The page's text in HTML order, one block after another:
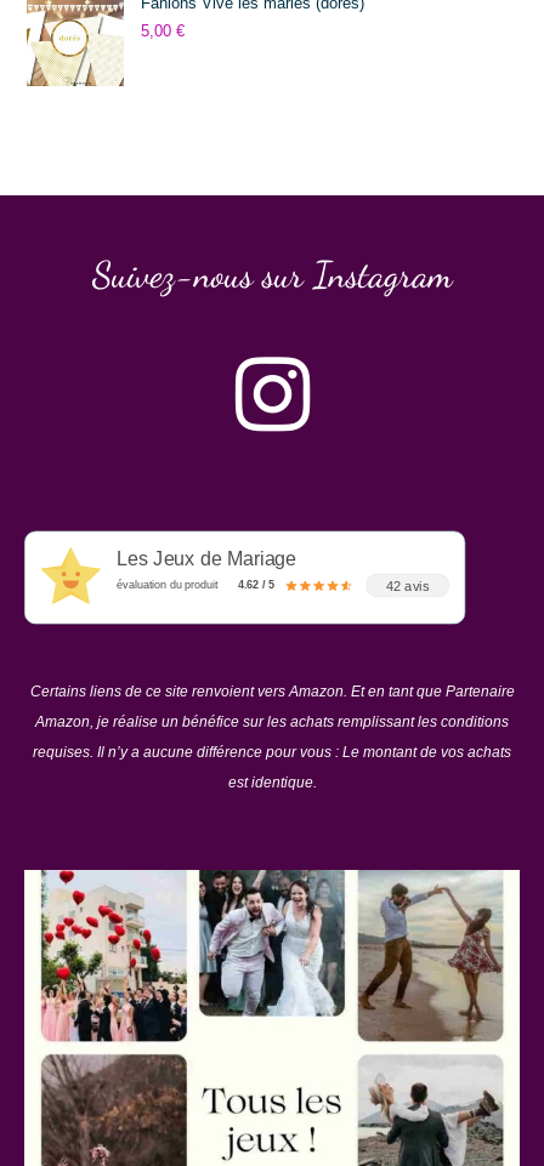
5,00€
Suivez-nous sur Instagram
Les Jeux de Mariage
évaluation du produit 4.62 / 5 42 avis
Certains liens de ce site renvoient vers Amazon. Et en tant que Partenaire
Amazon, je réalise un bénéfice sur les achats remplissant les conditions
requises. Il n’y a aucune différence pour vous : Le montant de vos achats
est identique.